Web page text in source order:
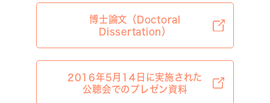
博士論文（Doctoral
Dissertation）
2016年5月14日に実施された
公聴会でのプレゼン資料